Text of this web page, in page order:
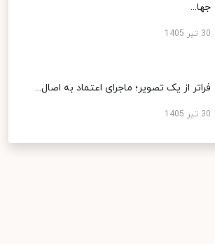
جها...
30 تیر 1405
فراتر از یک تصویر؛ ماجرای اعتماد به اصال...
30 تیر 1405